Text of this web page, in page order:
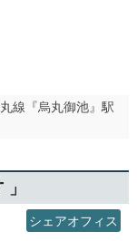
線『烏丸御池』駅
シェアオフィス